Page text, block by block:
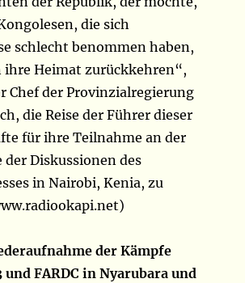
die sich
schlecht benommen haben,
ihre Heimat zurückkehren“,
Chef der Provinzialregierung
die Reise der Führer dieser
für ihre Teilnahme an der
der Diskussionen des
in Nairobi, Kenia, zu
der Kämpfe
und FARDC in Nyarubara und